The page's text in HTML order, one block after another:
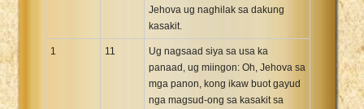
Jehova ug naghilak sa dakung
kasakit.
1 11
Ug nagsaad siya sa usa ka
panaad, ug miingon: Oh, Jehova sa
mga panon, kong ikaw buot gayud
nga magsud-ong sa kasakit sa